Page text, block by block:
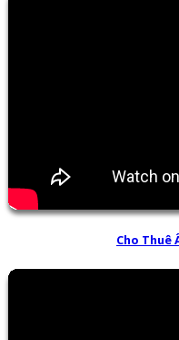
Cho Thuê